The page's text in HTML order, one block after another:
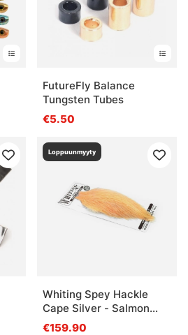
FutureFly Balance
Tungsten Tubes
€5.50
Loppuunmyyty
Whiting Spey Hackle
Cape Silver - Salmon
Pink
€159.90